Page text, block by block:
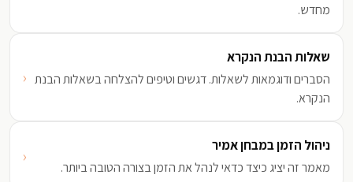
מחדש.
שאלות הבנת הנקרא
הסברים ודוגמאות לשאלות. דגשים וטיפים להצלחה בשאלות הבנת
הנקרא.
‹
ניהול הזמן במבחן אמיר
מאמר זה יציג כיצד כדאי לנהל את הזמן בצורה הטובה ביותר.
‹